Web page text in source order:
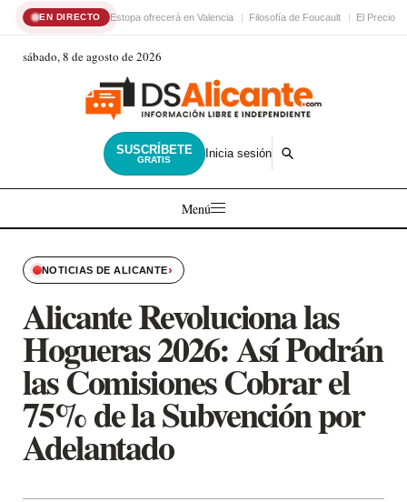
EN DIRECTO Estopa ofrecerá en Valencia Filosofía de Foucault El Precio
sábado, 8 de agosto de 2026
SUSCRÍBETE
GRATIS Inicia sesión
Menú
NOTICIAS DE ALICANTE›
Alicante Revoluciona las
Hogueras 2026: Así Podrán
las Comisiones Cobrar el
75% de la Subvención por
Adelantado